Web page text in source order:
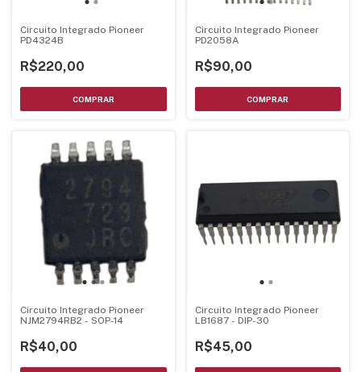
Circuito Integrado Pioneer
PD4324B
R$220,00
Circuito Integrado Pioneer
PD2058A
R$90,00
Circuito Integrado Pioneer
NJM2794RB2 - SOP-14
R$40,00
Circuito Integrado Pioneer
LB1687 - DIP-30
R$45,00